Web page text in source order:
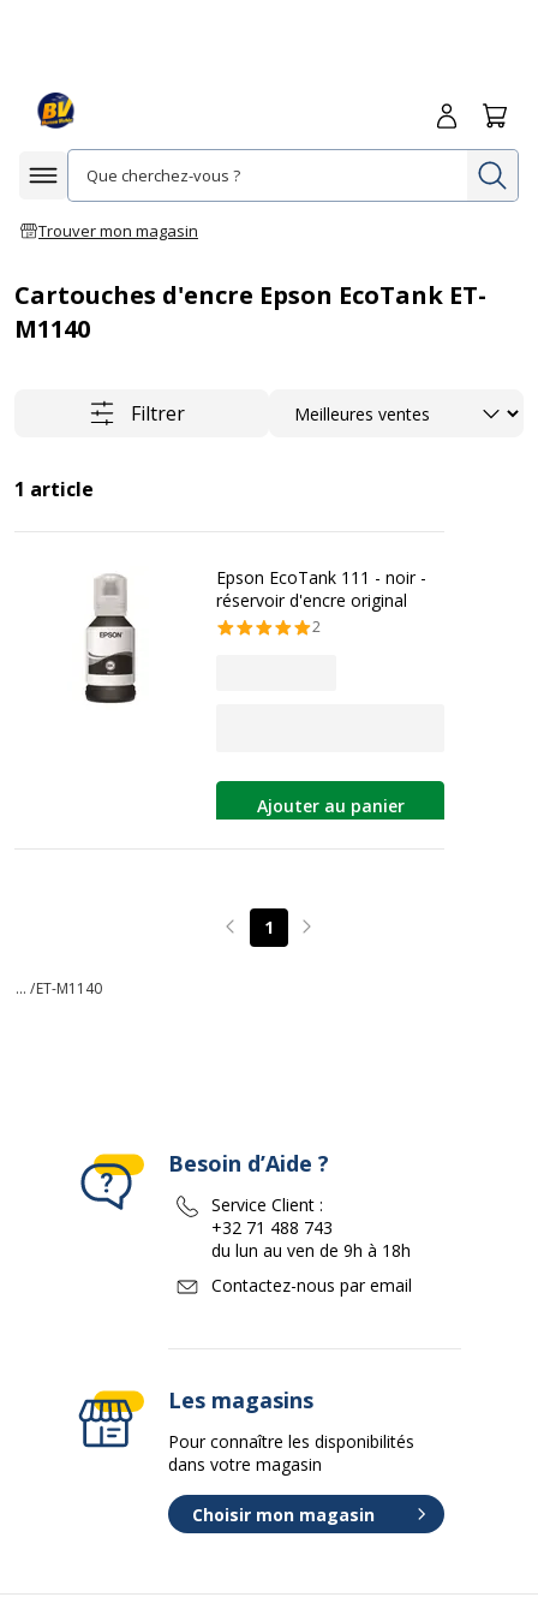
Afficher la navigation
Trouver mon magasin
Me
Cartouches d'encre Epson EcoTank ET-
M1140
Filtrer Trier
1 article
Epson EcoTank 111 - noir -
réservoir d'encre original
2
Ajouter au panier
Page précédente
1 Page suivante
... /ET-M1140
Besoin d’Aide ?
Service Client :
+32 71 488 743
du lun au ven de 9h à 18h
Contactez-nous par email
Les magasins
Pour connaître les disponibilités
dans votre magasin
Choisir mon magasin